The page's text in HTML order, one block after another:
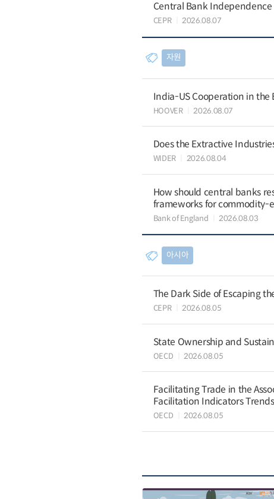
Central Bank
CEPR 2026.08.07
자원
India-US Cooperation in the
HOOVER 2026.08.07
Does the Extractive
WIDER 2026.08.04
How should central banks
frameworks for commodity-
Bank of England 2026.08.03
아시아
The Dark Side of Escaping
CEPR 2026.08.05
State Ownership and
OECD 2026.08.05
Facilitating Trade in the
Facilitation Indicators Trends
OECD 2026.08.05